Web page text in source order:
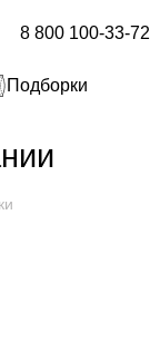
8 800 100-33-72
Подборки